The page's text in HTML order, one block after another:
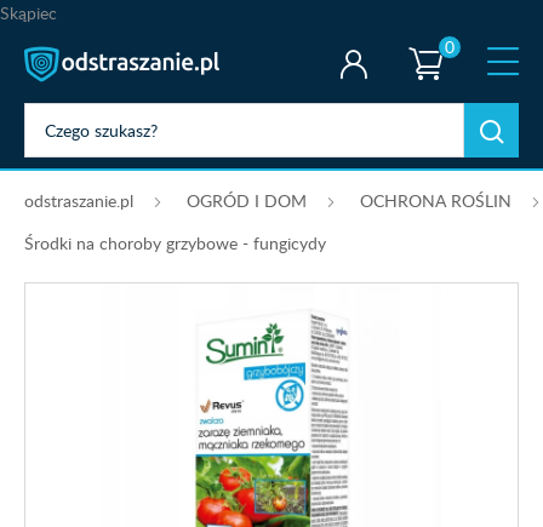
Skąpiec
0
odstraszanie.pl OGRÓD I DOM
OCHRONA ROŚLIN
Środki na choroby grzybowe - fungicydy